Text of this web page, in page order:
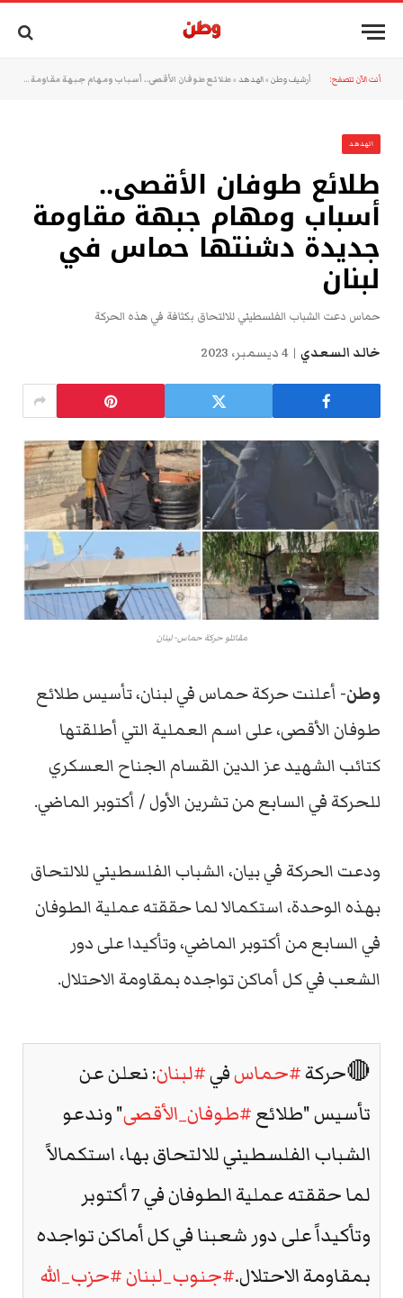
أنت الآن تتصفح: أرشيف وطن »الهدهد »طلائع طوفان الأقصى.. أسباب ومهام جبهة مقاومة جديدة دشنتها حماس في لبنان
الهدهد
طلائع طوفان الأقصى..
أسباب ومهام جبهة مقاومة
جديدة دشنتها حماس في
لبنان
حماس دعت الشباب الفلسطيني للالتحاق بكثافة في هذه الحركة
خالد السعدي 4 ديسمبر، 2023
مقاتلو حركة حماس- لبنان
وطن- أعلنت حركة حماس في لبنان، تأسيس طلائع
طوفان الأقصى، على اسم العملية التي أطلقتها
كتائب الشهيد عز الدين القسام الجناح العسكري
للحركة في السابع من تشرين الأول / أكتوبر الماضي.
ودعت الحركة في بيان، الشباب الفلسطيني للالتحاق
بهذه الوحدة، استكمالا لما حققته عملية الطوفان
في السابع من أكتوبر الماضي، وتأكيدا على دور
الشعب في كل أماكن تواجده بمقاومة الاحتلال.
🔴حركة#حماسفي#لبنان: نعلن عن
تأسيس "طلائع#طوفان_الأقصى" وندعو
الشباب الفلسطيني للالتحاق بها، استكمالاً
لما حققته عملية الطوفان في 7 أكتوبر
وتأكيداً على دور شعبنا في كل أماكن تواجده
بمقاومة الاحتلال.#جنوب_لبنان#حزب_الله